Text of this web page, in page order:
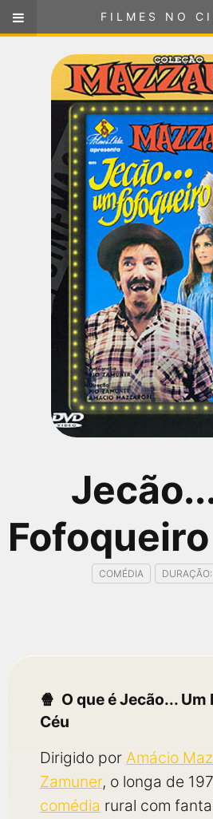
FILMES NO
ou selecione sua
COMÉDIA
O que é Jecão...
Céu
Dirigido por Amácio
Zamuner, o longa de
comédia rural com
FILMES NO CINEMA
SELECIONE SUA LOCALIZAÇÃO
FILMES EM CARTAZ
PRÓXIMOS LANÇAMENTOS
GÊNEROS
NOTÍCIAS
PÁGINA INICIAL
FilmesNoCinema.com.bré o maior
sessões de cinema no Brasil. Através dele,
encontrar os filmes no cinema mais próximos
qualquer cidade em território brasileiro. Você
acessar informações sobre cinemas,
trailers e muito mais.